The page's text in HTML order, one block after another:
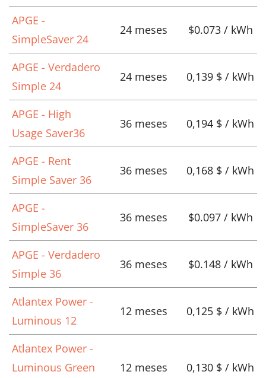
APGE -
SimpleSaver 24
24 meses $0.073 / kWh
APGE - Verdadero
Simple 24
24 meses 0,139 $ / kWh
APGE - High
Usage Saver36
36 meses 0,194 $ / kWh
APGE - Rent
Simple Saver 36
36 meses 0,168 $ / kWh
APGE -
SimpleSaver 36
36 meses $0.097 / kWh
APGE - Verdadero
Simple 36
36 meses $0.148 / kWh
Atlantex Power -
Luminous 12
12 meses 0,125 $ / kWh
Atlantex Power -
Luminous Green
12 meses 0,130 $ / kWh